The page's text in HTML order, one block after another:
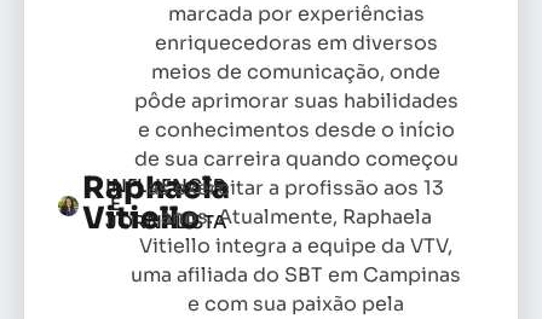
Raphaela
Vitiello
INFLUENCER
E
JORNALISTA
marcada por experiências
enriquecedoras em diversos
meios de comunicação, onde
pôde aprimorar suas habilidades
e conhecimentos desde o início
de sua carreira quando começou
as exercitar a profissão aos 13
anos. Atualmente, Raphaela
Vitiello integra a equipe da VTV,
uma afiliada do SBT em Campinas
e com sua paixão pela